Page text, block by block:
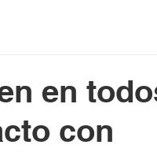
en
con